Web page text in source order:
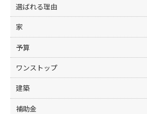
選ばれる理由
家
予算
ワンストップ
建築
補助金